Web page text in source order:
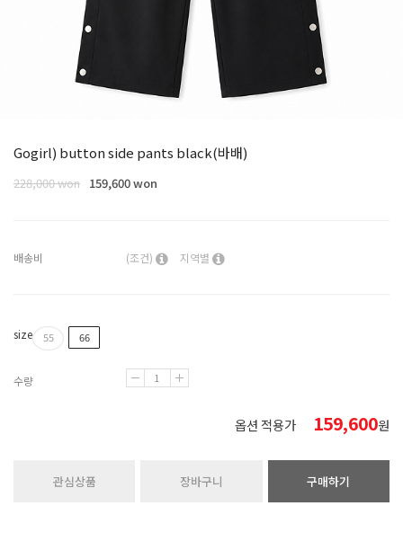
Gogirl) button side pants black(바배)
228,000 won 159,600 won
배송비 (조건) 지역별
size 55 66
수량
옵션 적용가 159,600원
관심상품 장바구니 구매하기